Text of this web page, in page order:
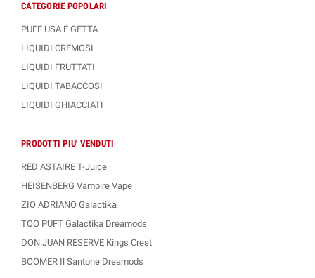
CATEGORIE POPOLARI
PUFF USA E GETTA
LIQUIDI CREMOSI
LIQUIDI FRUTTATI
LIQUIDI TABACCOSI
LIQUIDI GHIACCIATI
PRODOTTI PIU' VENDUTI
RED ASTAIRE T-Juice
HEISENBERG Vampire Vape
ZIO ADRIANO Galactika
TOO PUFT Galactika Dreamods
DON JUAN RESERVE Kings Crest
BOOMER Il Santone Dreamods